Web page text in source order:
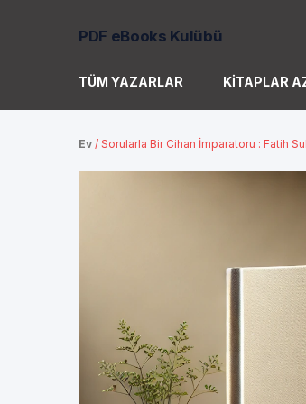
PDF eBooks Kulübü
TÜM YAZARLAR KITAPLAR
Ev / Sorularla Bir Cihan İmparatoru : Fatih